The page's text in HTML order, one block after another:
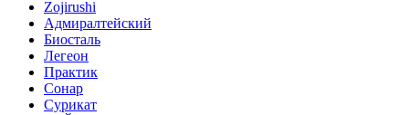
Zojirushi
Адмиралтейский
Биосталь
Легеон
Практик
Сонар
Сурикат